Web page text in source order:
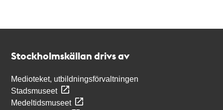
Stockholmskällan drivs av
Medioteket, utbildningsförvaltningen
Stadsmuseet
Medeltidsmuseet